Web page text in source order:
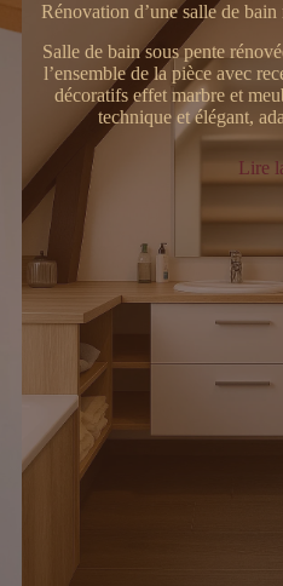
Rénovation d’une salle de bain
Salle de bain sous pente
l’ensemble de la pièce avec
décoratifs effet marbre et
technique et élégant,
Lire